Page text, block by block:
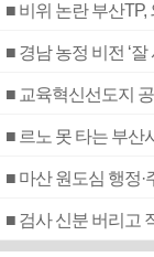
■ 비위 논란 부산TP,
■ 경남 농정 비전 ‘
■ 교육혁신선도지
■ 르노 못 타는 부산
■ 마산 원도심 행정